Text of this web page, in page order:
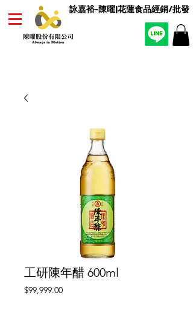
詠嘉裕-陳曜|花蓮食品經銷/批發
工研陳年醋 600ml
$99,999.00價